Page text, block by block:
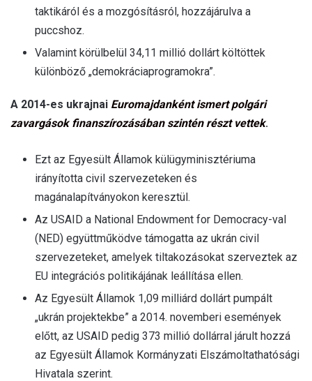
taktikáról és a mozgósításról, hozzájárulva a
puccshoz.
Valamint körülbelül 34,11 millió dollárt költöttek
különböző „demokráciaprogramokra”.
A 2014-es ukrajnai Euromajdanként ismert polgári
zavargások finanszírozásában szintén részt vettek.
Ezt az Egyesült Államok külügyminisztériuma
irányította civil szervezeteken és
magánalapítványokon keresztül.
Az USAID a National Endowment for Democracy-val
(NED) együttműködve támogatta az ukrán civil
szervezeteket, amelyek tiltakozásokat szerveztek az
EU integrációs politikájának leállítása ellen.
Az Egyesült Államok 1,09 milliárd dollárt pumpált
„ukrán projektekbe” a 2014. novemberi események
előtt, az USAID pedig 373 millió dollárral járult hozzá
az Egyesült Államok Kormányzati Elszámoltathatósági
Hivatala szerint.